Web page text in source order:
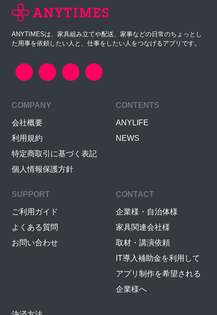
ANYTIMESは、家具組み立てや配送、家事などの日常のちょっとし
た用事を依頼したい人と、仕事をしたい人をつなげるアプリです。
COMPANY
会社概要
利用規約
特定商取引に基づく表記
個人情報保護方針
CONTENTS
ANYLIFE
NEWS
SUPPORT
ご利用ガイド
よくある質問
お問い合わせ
CONTACT
企業様・自治体様
家具関連会社様
取材・講演依頼
IT導入補助金を利用して
アプリ制作を希望される
企業様へ